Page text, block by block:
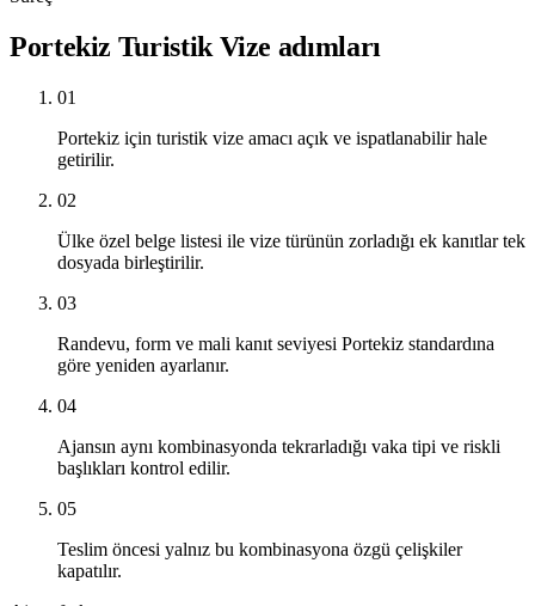
Portekiz Turistik Vize adımları
01
Portekiz için turistik vize amacı açık ve ispatlanabilir hale
getirilir.
02
Ülke özel belge listesi ile vize türünün zorladığı ek kanıtlar tek
dosyada birleştirilir.
03
Randevu, form ve mali kanıt seviyesi Portekiz standardına
göre yeniden ayarlanır.
04
Ajansın aynı kombinasyonda tekrarladığı vaka tipi ve riskli
başlıkları kontrol edilir.
05
Teslim öncesi yalnız bu kombinasyona özgü çelişkiler
kapatılır.